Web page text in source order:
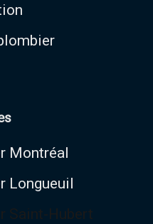
Montréal
Longueuil
Saint-Hubert